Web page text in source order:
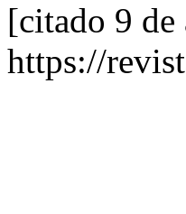
[citado 9
https://